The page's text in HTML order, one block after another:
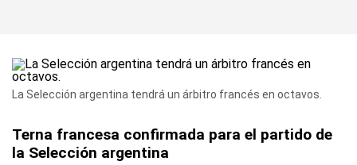
La Selección argentina tendrá un árbitro francés en octavos.
Terna francesa confirmada para el partido de
la Selección argentina